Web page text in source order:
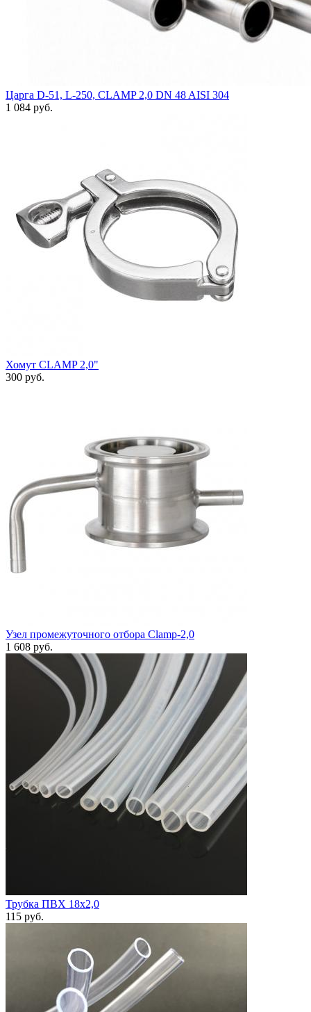
Царга D-51, L-250, CLAMP 2,0 DN 48 AISI 304
1 084 руб.
Хомут СLAMP 2,0"
300 руб.
Узел промежуточного отбора Clamp-2,0
1 608 руб.
Трубка ПВХ 18х2,0
115 руб.